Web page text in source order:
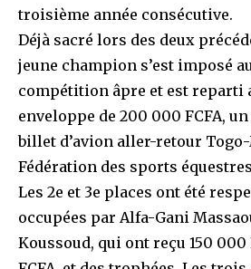
troisième année consécutive.
Déjà sacré lors des deux
jeune champion s’est imposé
compétition âpre et est reparti
enveloppe de 200 000 FCFA,
billet d’avion aller-retour
Fédération des sports
Les 2e et 3e places ont été
occupées par Alfa-Gani
Koussoud, qui ont reçu 150 000